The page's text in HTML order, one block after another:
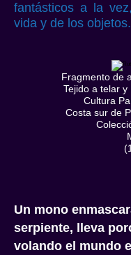
fantásticos a la
vida y de los objetos.
Fragmento de
Tejido a telar
Cultura
Costa sur de
Un mono
serpiente, lleva
volando el mundo